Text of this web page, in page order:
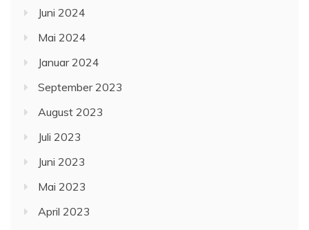
Juni 2024
Mai 2024
Januar 2024
September 2023
August 2023
Juli 2023
Juni 2023
Mai 2023
April 2023